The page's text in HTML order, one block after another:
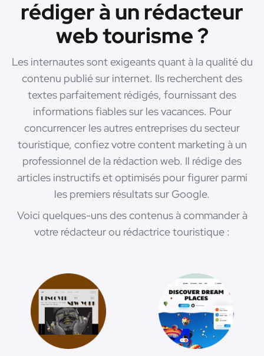
rédiger à un rédacteur
web tourisme ?
Les internautes sont exigeants quant à la qualité du
contenu publié sur internet. Ils recherchent des
textes parfaitement rédigés, fournissant des
informations fiables sur les vacances. Pour
concurrencer les autres entreprises du secteur
touristique, confiez votre content marketing à un
professionnel de la rédaction web. Il rédige des
articles instructifs et optimisés pour figurer parmi
les premiers résultats sur Google.
Voici quelques-uns des contenus à commander à
votre rédacteur ou rédactrice touristique :